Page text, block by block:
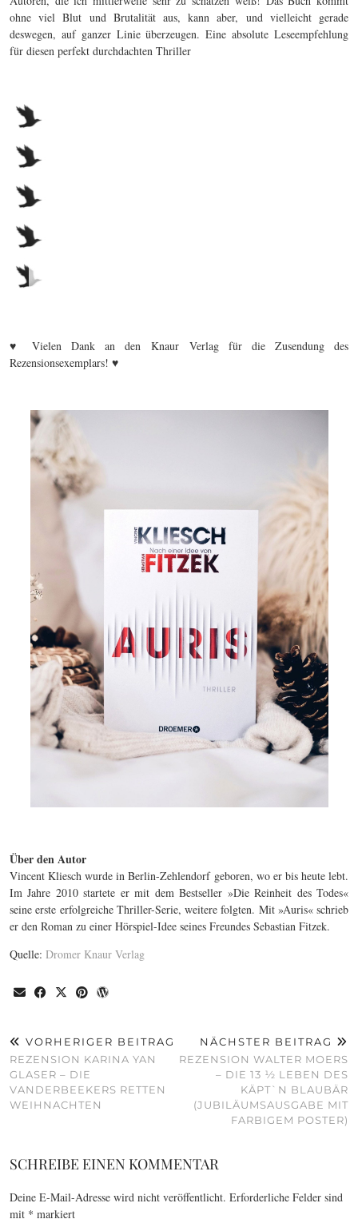
ohne viel Blut und Brutalität aus, kann aber, und vielleicht gerade
deswegen, auf ganzer Linie überzeugen. Eine absolute Leseempfehlung
für diesen perfekt durchdachten Thriller
♥ Vielen Dank an den Knaur Verlag für die Zusendung des
Rezensionsexemplars! ♥
Über den Autor
Vincent Kliesch wurde in Berlin-Zehlendorf geboren, wo er bis heute lebt.
Im Jahre 2010 startete er mit dem Bestseller »Die Reinheit des Todes«
seine erste erfolgreiche Thriller-Serie, weitere folgten. Mit »Auris« schrieb
er den Roman zu einer Hörspiel-Idee seines Freundes Sebastian Fitzek.
Quelle: Dromer Knaur Verlag
VORHERIGER BEITRAG
REZENSION KARINA YAN
GLASER – DIE
VANDERBEEKERS RETTEN
WEIHNACHTEN
NÄCHSTER BEITRAG
REZENSION WALTER MOERS
– DIE 13 ½ LEBEN DES
KÄPT`N BLAUBÄR
(JUBILÄUMSAUSGABE MIT
FARBIGEM POSTER)
SCHREIBE EINEN KOMMENTAR
Deine E-Mail-Adresse wird nicht veröffentlicht. Erforderliche Felder sind
mit * markiert